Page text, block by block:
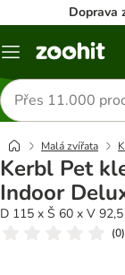
Doprava
Menu
Hledat
produkty
Malá zvířata
Kerbl Pet
Indoor
D 115 x Š 60 x V 92,5
(0)